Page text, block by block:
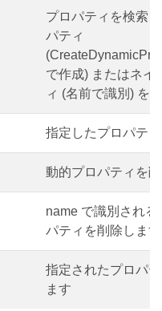
プロパティを検索
パティ
で作成) またはネイ
ィ (名前で識別) を
指定したプロパテ
動的プロパティを
name で識別され
パティを削除します
指定されたプロパ
ます